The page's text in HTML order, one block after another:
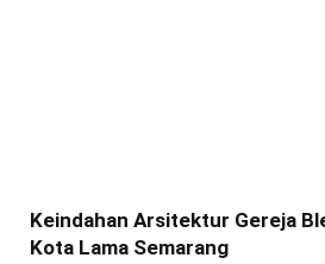
Keindahan Arsitektur Gereja
Kota Lama Semarang